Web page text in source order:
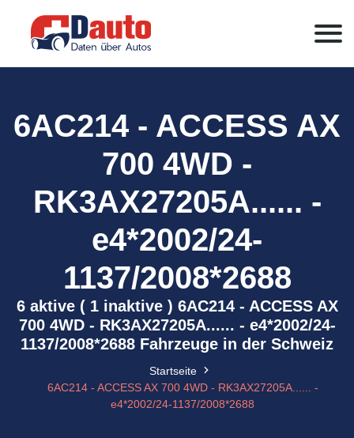
6AC214 - ACCESS AX
700 4WD -
RK3AX27205A...... -
e4*2002/24-
1137/2008*2688
6 aktive ( 1 inaktive ) 6AC214 - ACCESS AX
700 4WD - RK3AX27205A...... - e4*2002/24-
1137/2008*2688 Fahrzeuge in der Schweiz
Startseite
6AC214 - ACCESS AX 700 4WD - RK3AX27205A...... -
e4*2002/24-1137/2008*2688